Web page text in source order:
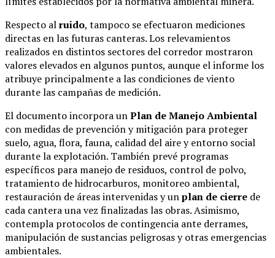
Respecto alruido, tampoco se efectuaron mediciones
directas en las futuras canteras. Los relevamientos
realizados en distintos sectores del corredor mostraron
valores elevados en algunos puntos, aunque el informe los
atribuye principalmente a las condiciones de viento
durante las campañas de medición.
El documento incorpora unPlan de Manejo Ambiental
con medidas de prevención y mitigación para proteger
suelo, agua, flora, fauna, calidad del aire y entorno social
durante la explotación. También prevé programas
específicos para manejo de residuos, control de polvo,
tratamiento de hidrocarburos, monitoreo ambiental,
restauración de áreas intervenidas y unplan de cierre de
cada cantera una vez finalizadas las obras. Asimismo,
contempla protocolos de contingencia ante derrames,
manipulación de sustancias peligrosas y otras emergencias
ambientales.